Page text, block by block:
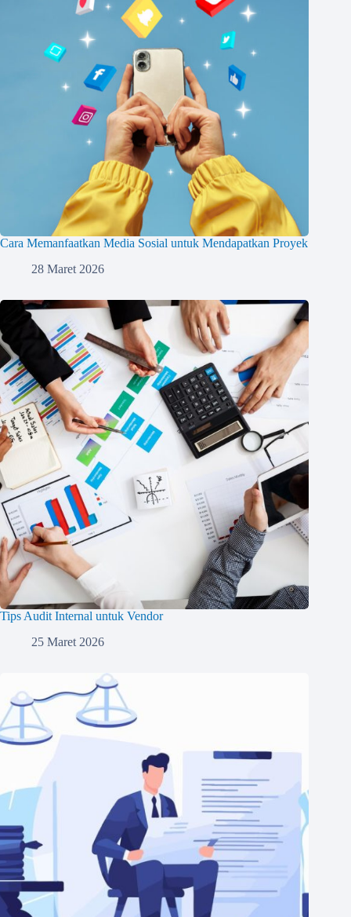
Cara Memanfaatkan Media Sosial untuk Mendapatkan Proyek
28 Maret 2026
Tips Audit Internal untuk Vendor
25 Maret 2026